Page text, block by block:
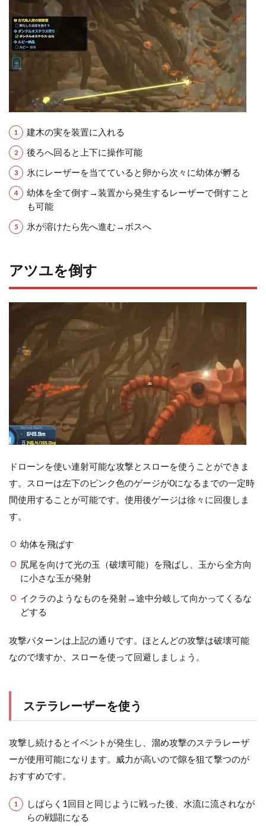
建木の実を装置に入れる
後ろへ回ると上下に操作可能
氷にレーザーを当てていると卵から次々に幼体が孵る
幼体を全て倒す→装置から発生するレーザーで倒すこと
も可能
氷が溶けたら先へ進む→ボスへ
アツユを倒す
ドローンを使い連射可能な攻撃とスローを使うことができま
す。スローは左下のピンク色のゲージが0になるまでの一定時
間使用することが可能です。使用後ゲージは徐々に回復しま
す。
幼体を飛ばす
尻尾を向けて光の玉（破壊可能）を飛ばし、玉から全方向
に小さな玉が発射
イクラのようなものを発射→途中分岐して向かってくるな
どする
攻撃パターンは上記の通りです。ほとんどの攻撃は破壊可能
なので壊すか、スローを使って回避しましょう。
ステラレーザーを使う
攻撃し続けるとイベントが発生し、溜め攻撃のステラレーザ
ーが使用可能になります。威力が高いので隙を狙て撃つのが
おすすめです。
しばらく1回目と同じように戦った後、水流に流されなが
らの戦闘になる